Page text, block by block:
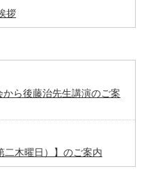
拶
ら後藤治先生講演のご案
木曜日）】のご案内